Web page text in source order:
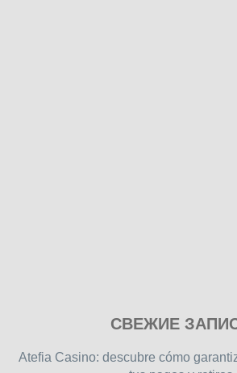
free
СВЕЖИЕ
Atefia Casino: descubre cómo